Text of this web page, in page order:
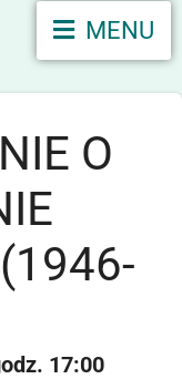
MENU
O
17:00